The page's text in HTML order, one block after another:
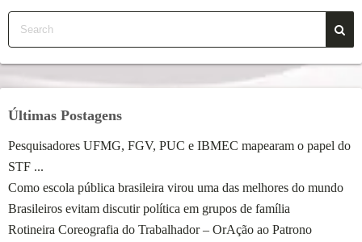
Últimas Postagens
Pesquisadores UFMG, FGV, PUC e IBMEC mapearam o papel do
STF ...
Como escola pública brasileira virou uma das melhores do mundo
Brasileiros evitam discutir política em grupos de família
Rotineira Coreografia do Trabalhador – OrAção ao Patrono